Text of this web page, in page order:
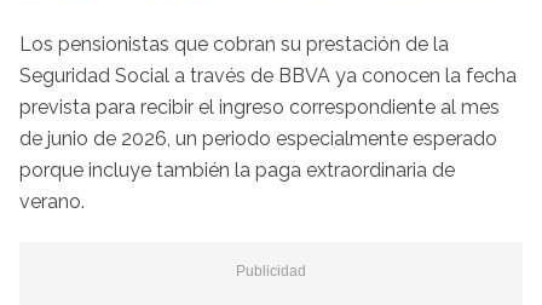
Los pensionistas que cobran su prestación de la
Seguridad Social a través de BBVA ya conocen la fecha
prevista para recibir el ingreso correspondiente al mes
de junio de 2026, un periodo especialmente esperado
porque incluye también la paga extraordinaria de
verano.